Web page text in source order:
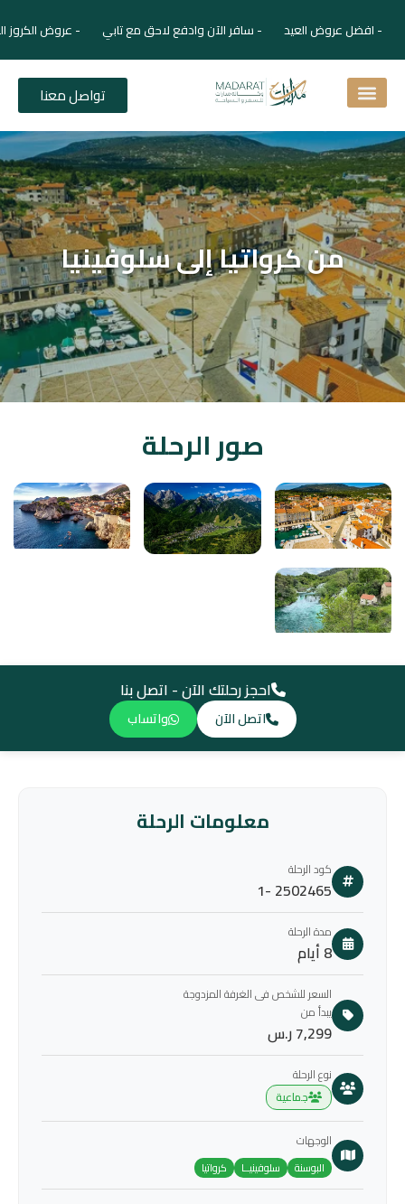
- افضل عروض العيد - سافر الآن وادفع لاحق مع تابي - عروض الكروز
تواصل معنا
من كرواتيا إلى سلوفينيا
صور الرحلة
احجز رحلتك الآن - اتصل بنا
اتصل الآن واتساب
معلومات الرحلة
كود الرحلة
2502465 -1
مدة الرحلة
8 أيام
السعر للشخص فى الغرفة المزدوجة
يبدأ من
7,299 ر.س
نوع الرحلة
جماعية
الوجهات
البوسنة سلوفينيــا كرواتيا